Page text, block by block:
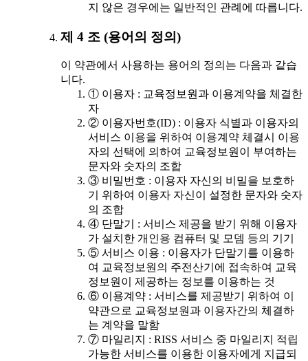
지 않은 경우에는 일반적인 관례에 따릅니다.
제 4 조 (용어의 정의)
이 약관에서 사용하는 용어의 정의는 다음과 같습
니다.
① 이용자 : 교육정보원과 이용계약을 체결한
자
② 이용자번호(ID) : 이용자 식별과 이용자의
서비스 이용을 위하여 이용계약 체결시 이용
자의 선택에 의하여 교육정보원이 부여하는
문자와 숫자의 조합
③ 비밀번호 : 이용자 자신의 비밀을 보호하
기 위하여 이용자 자신이 설정한 문자와 숫자
의 조합
④ 단말기 : 서비스 제공을 받기 위해 이용자
가 설치한 개인용 컴퓨터 및 모뎀 등의 기기
⑤ 서비스 이용 : 이용자가 단말기를 이용하
여 교육정보원의 주전산기에 접속하여 교육
정보원이 제공하는 정보를 이용하는 것
⑥ 이용계약 : 서비스를 제공받기 위하여 이
약관으로 교육정보원과 이용자간의 체결하
는 계약을 말함
⑦ 마일리지 : RISS 서비스 중 마일리지 적립
가능한 서비스를 이용한 이용자에게 지급되